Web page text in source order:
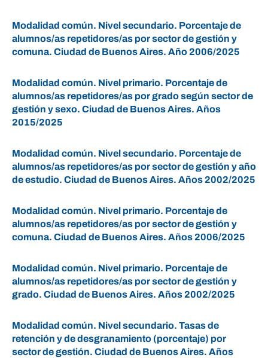
Modalidad común. Nivel secundario. Porcentaje de
alumnos/as repetidores/as por sector de gestión y
comuna. Ciudad de Buenos Aires. Año 2006/2025
Modalidad común. Nivel primario. Porcentaje de
alumnos/as repetidores/as por grado según sector de
gestión y sexo. Ciudad de Buenos Aires. Años
2015/2025
Modalidad común. Nivel secundario. Porcentaje de
alumnos/as repetidores/as por sector de gestión y año
de estudio. Ciudad de Buenos Aires. Años 2002/2025
Modalidad común. Nivel primario. Porcentaje de
alumnos/as repetidores/as por sector de gestión y
comuna. Ciudad de Buenos Aires. Años 2006/2025
Modalidad común. Nivel primario. Porcentaje de
alumnos/as repetidores/as por sector de gestión y
grado. Ciudad de Buenos Aires. Años 2002/2025
Modalidad común. Nivel secundario. Tasas de
retención y de desgranamiento (porcentaje) por
sector de gestión. Ciudad de Buenos Aires. Años